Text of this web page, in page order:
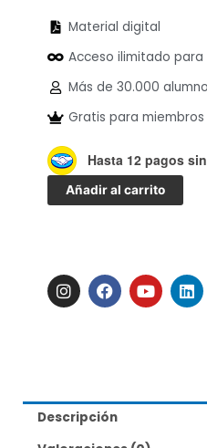
original
era:
Material digital
Acceso ilimitado para
Más de 30.000
Gratis para miembros
Hasta 12 pagos
Carbonatación Forzada: de
la
Teoría
online
en
Añadir al carrito
I
n
s
m
F
a
c
Y
o
u
L
i
n
Descripción